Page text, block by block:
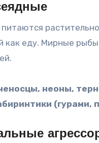
как еду. Мирные рыбы
.
неоны,
(гурами,